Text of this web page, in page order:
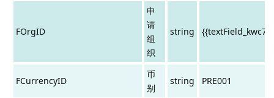
FOrgID
申
请
组
织
string
FCurrencyID
币
别
string PRE001